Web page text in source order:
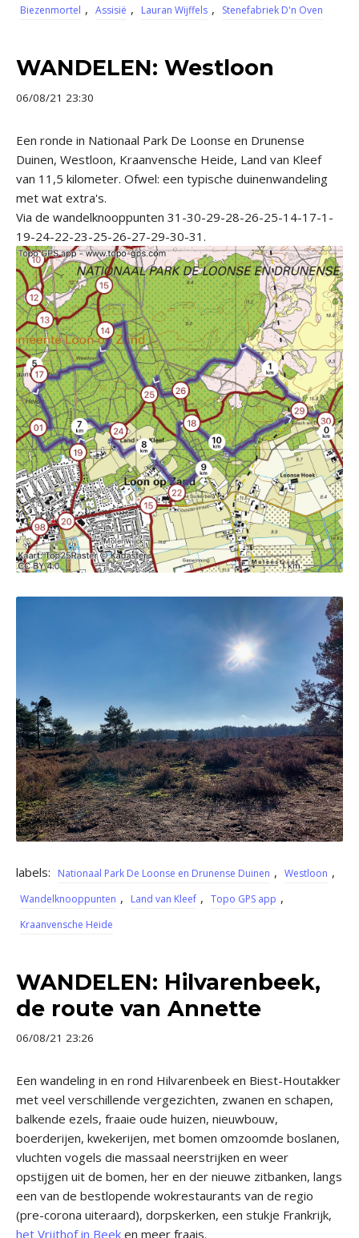
Biezenmortel , Assisië , Lauran Wijffels , Stenefabriek D'n Oven
WANDELEN: Westloon
06/08/21 23:30
Een ronde in Nationaal Park De Loonse en Drunense
Duinen, Westloon, Kraanvensche Heide, Land van Kleef
van 11,5 kilometer. Ofwel: een typische duinenwandeling
met wat extra's.
Via de wandelknooppunten 31-30-29-28-26-25-14-17-1-
19-24-22-23-25-26-27-29-30-31.
labels: Nationaal Park De Loonse en Drunense Duinen , Westloon ,
Wandelknooppunten , Land van Kleef , Topo GPS app ,
Kraanvensche Heide
WANDELEN: Hilvarenbeek,
de route van Annette
06/08/21 23:26
Een wandeling in en rond Hilvarenbeek en Biest-Houtakker
met veel verschillende vergezichten, zwanen en schapen,
balkende ezels, fraaie oude huizen, nieuwbouw,
boerderijen, kwekerijen, met bomen omzoomde boslanen,
vluchten vogels die massaal neerstrijken en weer
opstijgen uit de bomen, her en der nieuwe zitbanken, langs
een van de bestlopende wokrestaurants van de regio
(pre-corona uiteraard), dorpskerken, een stukje Frankrijk,
het Vrijthof in Beek en meer fraais.